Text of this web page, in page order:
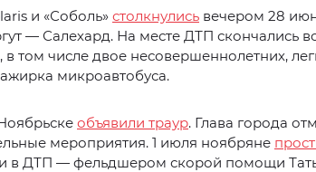
и «Соболь» столкнулись вечером 28
— Салехард. На месте ДТП скончались
в том числе двое несовершеннолетних,
микроавтобуса.
объявили траур. Глава города
мероприятия. 1 июля ноябряне
в ДТП — фельдшером скорой помощи